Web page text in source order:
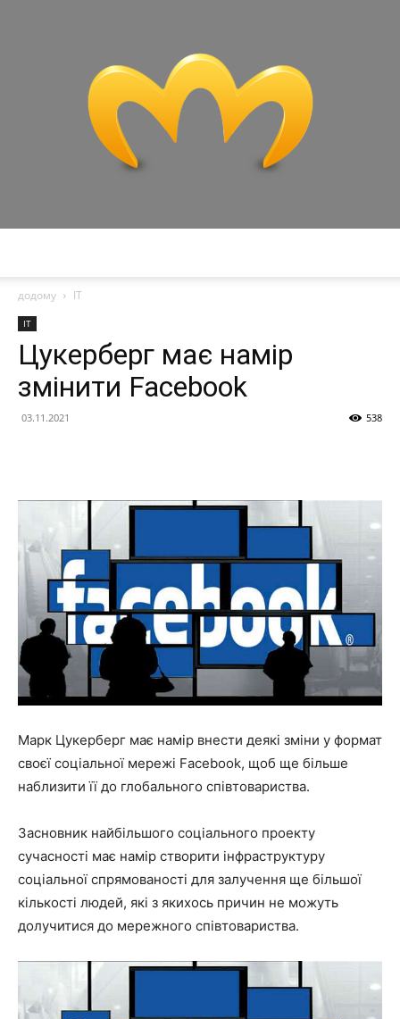
додому
IT
IT
Цукерберг має намір
змінити Facebook
03.11.2021 538
Марк Цукерберг має намір внести деякі зміни у формат
своєї соціальної мережі Facebook, щоб ще більше
наблизити її до глобального співтовариства.
Засновник найбільшого соціального проекту
сучасності має намір створити інфраструктуру
соціальної спрямованості для залучення ще більшої
кількості людей, які з якихось причин не можуть
долучитися до мережного співтовариства.